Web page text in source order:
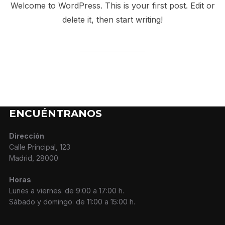
Welcome to WordPress. This is your first post. Edit or
delete it, then start writing!
ENCUÉNTRANOS
Dirección
Calle Principal, 123
Madrid, 28000
Horas
Lunes a viernes: de 9:00 a 17:00 h.
Sábado y domingo: de 11:00 a 15:00 h.